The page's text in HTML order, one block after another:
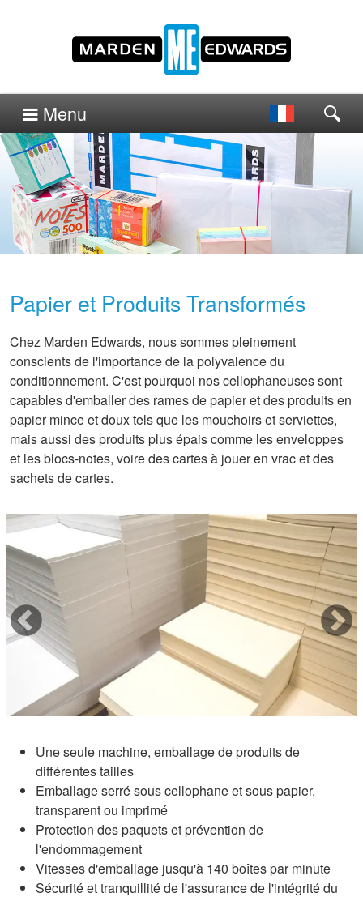
Menu
Papier et Produits Transformés
Chez Marden Edwards, nous sommes pleinement
conscients de l'importance de la polyvalence du
conditionnement. C'est pourquoi nos cellophaneuses sont
capables d'emballer des rames de papier et des produits en
papier mince et doux tels que les mouchoirs et serviettes,
mais aussi des produits plus épais comme les enveloppes
et les blocs-notes, voire des cartes à jouer en vrac et des
sachets de cartes.
Une seule machine, emballage de produits de
différentes tailles
Emballage serré sous cellophane et sous papier,
transparent ou imprimé
Protection des paquets et prévention de
l'endommagement
Vitesses d'emballage jusqu'à 140 boîtes par minute
Sécurité et tranquillité de l'assurance de l'intégrité du